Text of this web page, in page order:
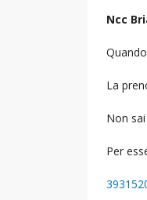
Ncc
La
Non
Per